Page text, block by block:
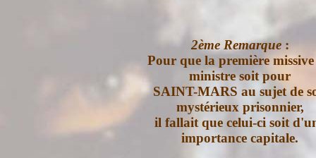
2ème Remarque :
Pour que la première missive
ministre soit pour
SAINT-MARS au sujet de
mystérieux prisonnier,
il fallait que celui-ci soit
importance capitale.